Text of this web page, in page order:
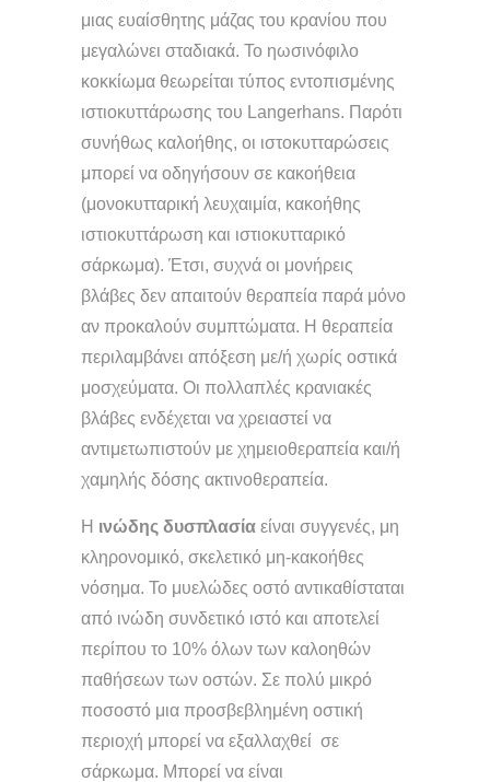
μιας ευαίσθητης μάζας του κρανίου που
μεγαλώνει σταδιακά. Το ηωσινόφιλο
κοκκίωμα θεωρείται τύπος εντοπισμένης
ιστιοκυττάρωσης του Langerhans. Παρότι
συνήθως καλοήθης, οι ιστοκυτταρώσεις
μπορεί να οδηγήσουν σε κακοήθεια
(μονοκυτταρική λευχαιμία, κακοήθης
ιστιοκυττάρωση και ιστιοκυτταρικό
σάρκωμα). Έτσι, συχνά οι μονήρεις
βλάβες δεν απαιτούν θεραπεία παρά μόνο
αν προκαλούν συμπτώματα. Η θεραπεία
περιλαμβάνει απόξεση με/ή χωρίς οστικά
μοσχεύματα. Οι πολλαπλές κρανιακές
βλάβες ενδέχεται να χρειαστεί να
αντιμετωπιστούν με χημειοθεραπεία και/ή
χαμηλής δόσης ακτινοθεραπεία.
Η ινώδης δυσπλασία είναι συγγενές, μη
κληρονομικό, σκελετικό μη-κακοήθες
νόσημα. Το μυελώδες οστό αντικαθίσταται
από ινώδη συνδετικό ιστό και αποτελεί
περίπου το 10% όλων των καλοηθών
παθήσεων των οστών. Σε πολύ μικρό
ποσοστό μια προσβεβλημένη οστική
περιοχή μπορεί να εξαλλαχθεί σε
σάρκωμα. Μπορεί να είναι